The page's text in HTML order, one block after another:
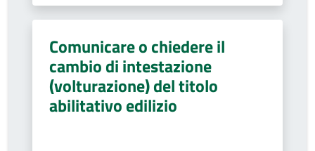
Comunicare o chiedere il
cambio di intestazione
(volturazione) del titolo
abilitativo edilizio